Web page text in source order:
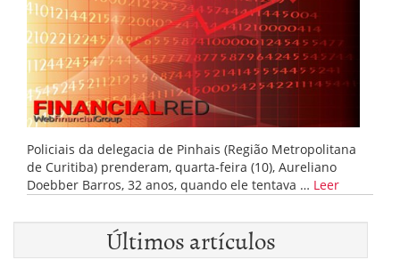
Policiais da delegacia de Pinhais (Região Metropolitana
de Curitiba) prenderam, quarta-feira (10), Aureliano
Doebber Barros, 32 anos, quando ele tentava … Leer
Últimos artículos